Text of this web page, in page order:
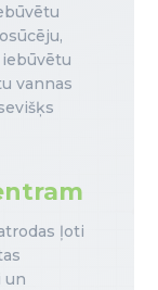
vannas
ļoti
un